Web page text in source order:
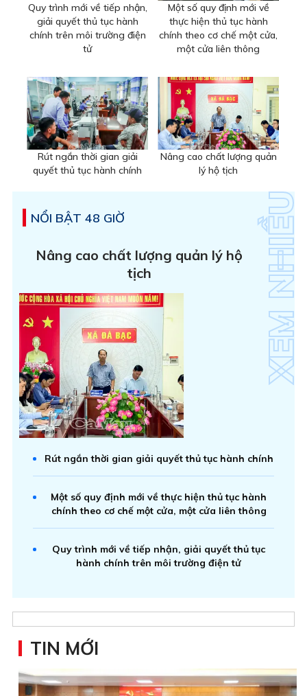
Quy trình mới về tiếp nhận,
giải quyết thủ tục hành
chính trên môi trường điện
tử
Một số quy định mới về
thực hiện thủ tục hành
chính theo cơ chế một cửa,
một cửa liên thông
Rút ngắn thời gian giải
quyết thủ tục hành chính
Nâng cao chất lượng quản
lý hộ tịch
NỔI BẬT 48 GIỜ
Nâng cao chất lượng quản lý hộ
tịch
Rút ngắn thời gian giải quyết thủ tục hành chính
Một số quy định mới về thực hiện thủ tục hành
chính theo cơ chế một cửa, một cửa liên thông
Quy trình mới về tiếp nhận, giải quyết thủ tục
hành chính trên môi trường điện tử
TIN MỚI